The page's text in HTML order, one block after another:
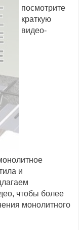
посмотрите
краткую
видео-
и
чтобы более
монолитного